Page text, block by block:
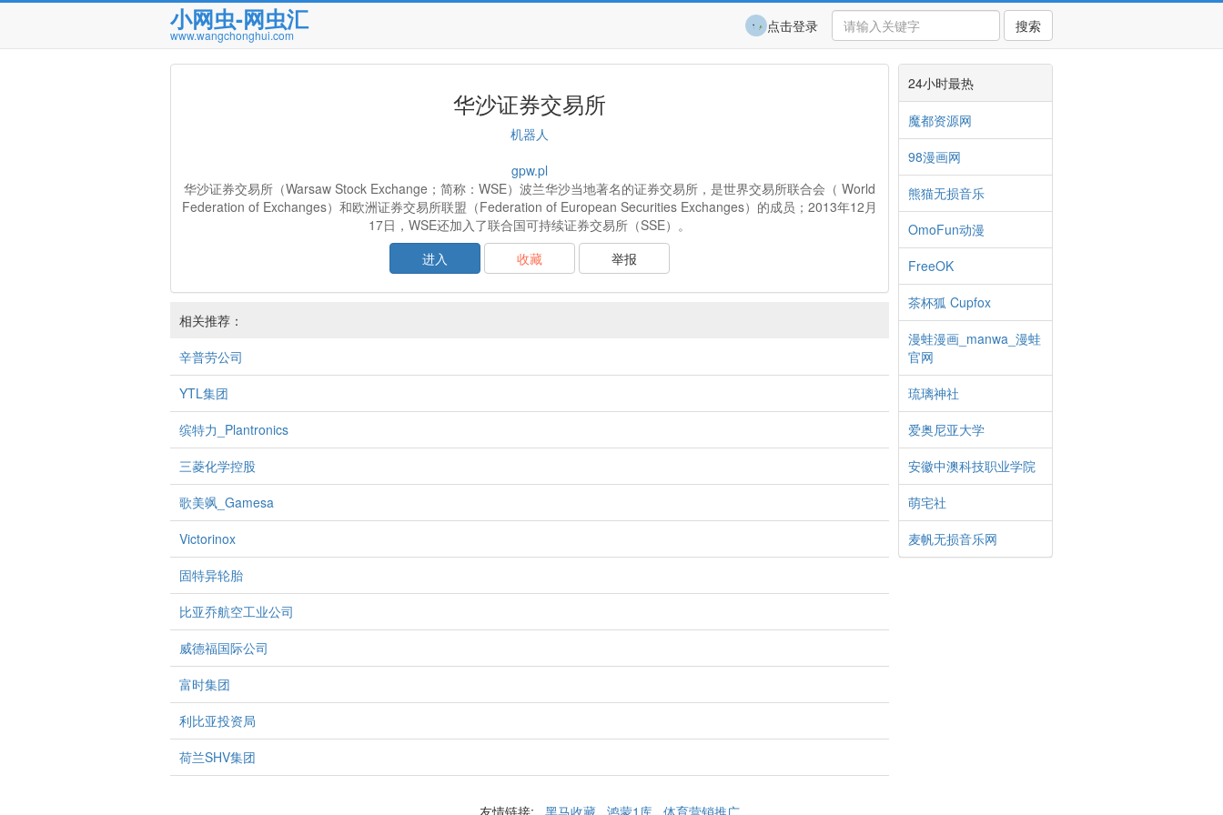
小网虫-网虫汇
www.wangchonghui.com 搜索
点击登录
华沙证券交易所
机器人
gpw.pl
华沙证券交易所（Warsaw Stock Exchange；简称：WSE）波兰华沙当地著名的证券交易所，是世界交易所联合会（ World
Federation of Exchanges）和欧洲证券交易所联盟（Federation of European Securities Exchanges）的成员；2013年12月
17日，WSE还加入了联合国可持续证券交易所（SSE）。
进入
收藏 举报
相关推荐：
辛普劳公司
YTL集团
缤特力_Plantronics
三菱化学控股
歌美飒_Gamesa
Victorinox
固特异轮胎
比亚乔航空工业公司
威德福国际公司
富时集团
利比亚投资局
荷兰SHV集团
24小时最热
魔都资源网
98漫画网
熊猫无损音乐
OmoFun动漫
FreeOK
茶杯狐 Cupfox
漫蛙漫画_manwa_漫蛙
官网
琉璃神社
爱奥尼亚大学
安徽中澳科技职业学院
萌宅社
麦帆无损音乐网
友情链接: 黑马收藏 鸿蒙1库 体育营销推广